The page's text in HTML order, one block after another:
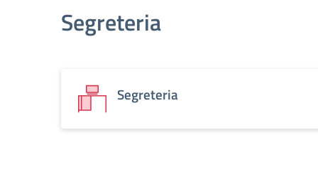
Segreteria
Segreteria